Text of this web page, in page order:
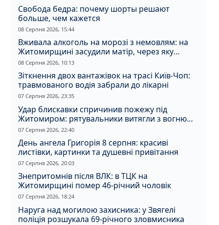
Свобода бедра: почему шорты решают
больше, чем кажется
08 Серпня 2026, 15:44
Вживала алкоголь на морозі з немовлям: на
Житомирщині засудили матір, через яку
дитина отримала обмороження
08 Серпня 2026, 10:13
Зіткнення двох вантажівок на трасі Київ-Чоп:
травмованого водія забрали до лікарні
07 Серпня 2026, 23:35
Удар блискавки спричинив пожежу під
Житомиром: рятувальники витягли з вогню
кота
07 Серпня 2026, 22:40
День ангела Григорія 8 серпня: красиві
листівки, картинки та душевні привітання
07 Серпня 2026, 20:03
Знепритомнів після ВЛК: в ТЦК на
Житомирщині помер 46-річний чоловік
07 Серпня 2026, 18:24
Наруга над могилою захисника: у Звягелі
поліція розшукала 69-річного зловмисника